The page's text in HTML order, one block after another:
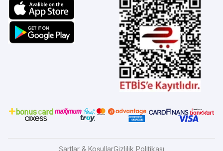
Şartlar & KoşullarGizlilik Politikası